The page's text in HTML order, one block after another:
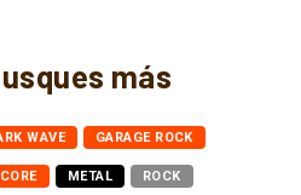
más
WAVE GARAGE ROCK
METAL ROCK